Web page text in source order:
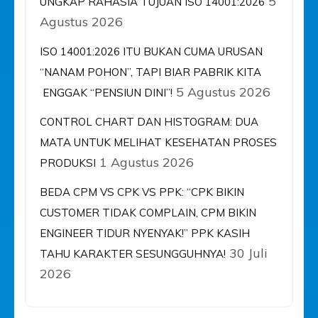
Agustus 2026
ISO 14001:2026 ITU BUKAN CUMA URUSAN
“NANAM POHON”, TAPI BIAR PABRIK KITA
ENGGAK “PENSIUN DINI”! 5 Agustus 2026
CONTROL CHART DAN HISTOGRAM: DUA
MATA UNTUK MELIHAT KESEHATAN PROSES
PRODUKSI 1 Agustus 2026
BEDA CPM VS CPK VS PPK: “CPK BIKIN
CUSTOMER TIDAK COMPLAIN, CPM BIKIN
ENGINEER TIDUR NYENYAK!” PPK KASIH
TAHU KARAKTER SESUNGGUHNYA! 30 Juli
2026